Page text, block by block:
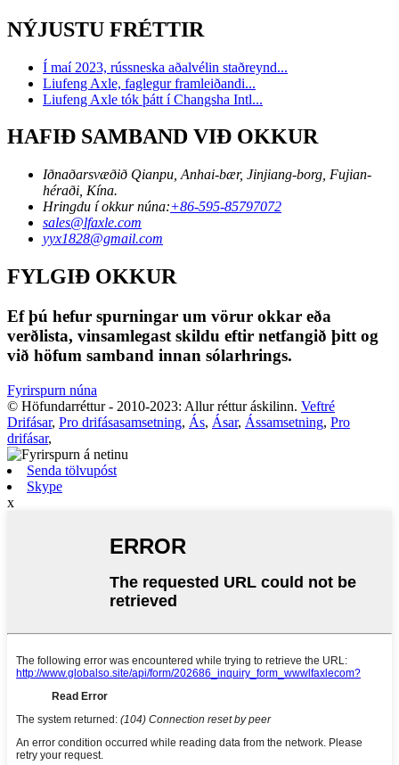
NÝJUSTU FRÉTTIR
Í maí 2023, rússneska aðalvélin staðreynd...
Liufeng Axle, faglegur framleiðandi...
Liufeng Axle tók þátt í Changsha Intl...
HAFIÐ SAMBAND VIÐ OKKUR
Iðnaðarsvæðið Qianpu, Anhai-bær, Jinjiang-borg, Fujian-
héraði, Kína.
Hringdu í okkur núna:+86-595-85797072
sales@lfaxle.com
yyx1828@gmail.com
FYLGIÐ OKKUR
Ef þú hefur spurningar um vörur okkar eða
verðlista, vinsamlegast skildu eftir netfangið þitt og
við höfum samband innan sólarhrings.
Fyrirspurn núna
© Höfundarréttur - 2010-2023: Allur réttur áskilinn. Veftré
Drifásar, Pro drifásasamsetning, Ás, Ásar, Ássamsetning, Pro
drifásar,
Senda tölvupóst
Skype
x